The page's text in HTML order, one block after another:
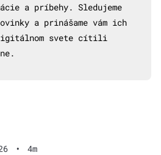
a príbehy. Sledujeme
a prinášame vám ich
svete cítili
•
4m